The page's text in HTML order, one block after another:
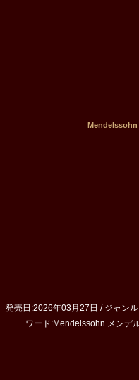
Mendelssohn
発売日:2026年03月27日 / ジャン
ワード:Mendelssohn メンデ